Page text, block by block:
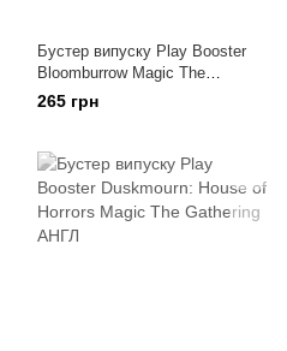
Бустер випуску Play Booster
Bloomburrow Magic The
Gathering АНГЛ
265 грн